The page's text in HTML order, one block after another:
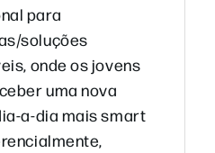
para
soluções
onde os jovens
uma nova
a-dia mais smart